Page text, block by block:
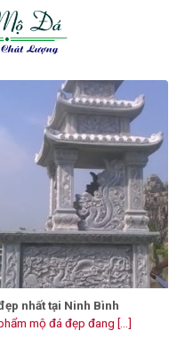
nhất tại Ninh Bình
mộ đá đẹp đang [...]